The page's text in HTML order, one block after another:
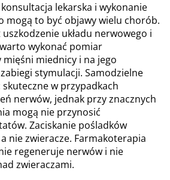
lekarska i wykonanie
mogą to być objawy wielu chorób.
uszkodzenie układu nerwowego i
wykonać pomiar
miednicy i na jego
stymulacji. Samodzielne
w przypadkach
nerwów, jednak przy znacznych
mogą nie przynosić
Zaciskanie pośladków
nie zwieracze. Farmakoterapia
regeneruje nerwów i nie
zwieraczami.